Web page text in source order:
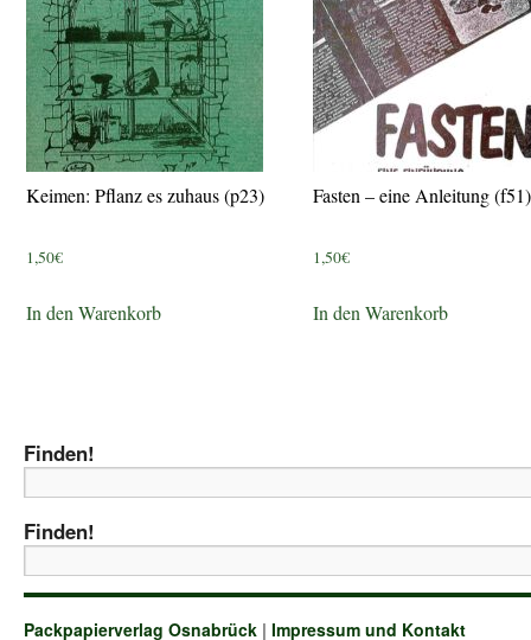
Keimen: Pflanz es zuhaus (p23)
1,50€
In den Warenkorb
Fasten – eine Anleitung (f51)
1,50€
In den Warenkorb
Finden!
Finden!
Packpapierverlag Osnabrück | Impressum und Kontakt